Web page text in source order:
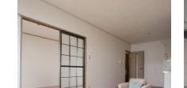
広島県広島市南区出汐１丁目